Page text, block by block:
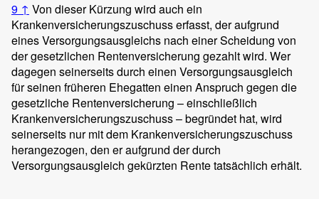
9 ↑ Von dieser Kürzung wird auch ein
Krankenversicherungszuschuss erfasst, der aufgrund
eines Versorgungsausgleichs nach einer Scheidung von
der gesetzlichen Rentenversicherung gezahlt wird. Wer
dagegen seinerseits durch einen Versorgungsausgleich
für seinen früheren Ehegatten einen Anspruch gegen die
gesetzliche Rentenversicherung – einschließlich
Krankenversicherungszuschuss – begründet hat, wird
seinerseits nur mit dem Krankenversicherungszuschuss
herangezogen, den er aufgrund der durch
Versorgungsausgleich gekürzten Rente tatsächlich erhält.